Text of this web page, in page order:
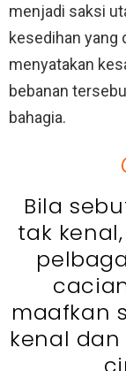
menjadi saksi
kesedihan yang
menyatakan
bebanan
bahagia.
Bila
tak
maafkan
kenal